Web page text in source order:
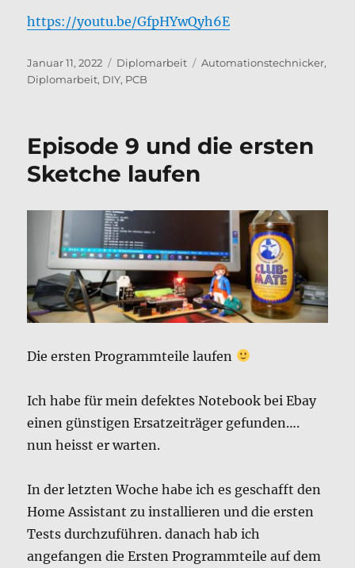
https://youtu.be/GfpHYwQyh6E
Veröffentlicht
am
Januar 11, 2022 Kategorien
Diplomarbeit Schlagwörter
Automationstechnicker,
Diplomarbeit, DIY, PCB
Episode 9 und die ersten
Sketche laufen
Die ersten Programmteile laufen
Ich habe für mein defektes Notebook bei Ebay
einen günstigen Ersatzeiträger gefunden….
nun heisst er warten.
In der letzten Woche habe ich es geschafft den
Home Assistant zu installieren und die ersten
Tests durchzuführen. danach hab ich
angefangen die Ersten Programmteile auf dem